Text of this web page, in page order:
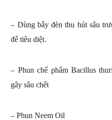
– Dùng bẫy đèn thu hút sâu
để tiêu diệt.
– Phun chế phẩm Bacillus
gây sâu chết
– Phun Neem Oil